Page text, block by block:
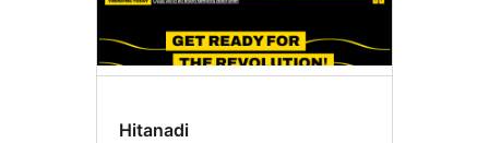
Hitanadi